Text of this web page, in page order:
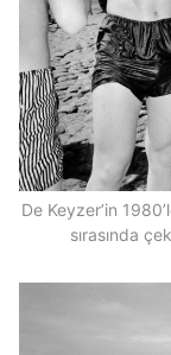
De Keyzer’in
sırasında